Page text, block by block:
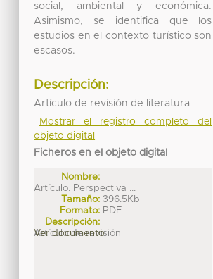
social, ambiental y económica.
Asimismo, se identifica que los
estudios en el contexto turístico son
escasos.
Descripción:
Artículo de revisión de literatura
Mostrar el registro completo del
objeto digital
Ficheros en el objeto digital
Nombre:
Artículo. Perspectiva ...
Tamaño: 396.5Kb
Formato: PDF
Descripción:
Artículo de revisión
Ver documento